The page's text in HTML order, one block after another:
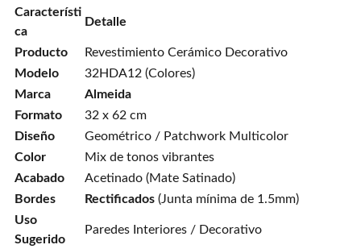
Característi
ca
Detalle
Producto
Revestimiento Cerámico Decorativo
Modelo
32HDA12 (Colores)
Marca
Almeida
Formato
32 x 62 cm
Diseño
Geométrico / Patchwork Multicolor
Color
Mix de tonos vibrantes
Acabado
Acetinado (Mate Satinado)
Bordes
Rectificados (Junta mínima de 1.5mm)
Uso
Sugerido
Paredes Interiores / Decorativo